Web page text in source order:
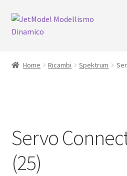
Vai
alla
Vai
al
Home Ricambi Spektrum
Servo
(25)